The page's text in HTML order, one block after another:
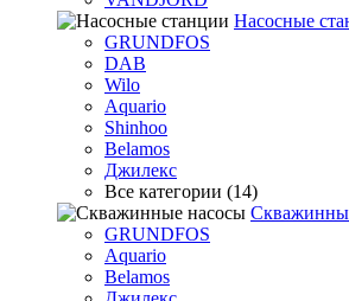
Насосные
GRUNDFOS
DAB
Wilo
Aquario
Shinhoo
Belamos
Джилекс
Все категории (14)
GRUNDFOS
Aquario
Belamos